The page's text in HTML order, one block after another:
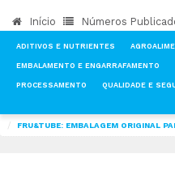
Início Números
ADITIVOS E NUTRIENTES
EMBALAMENTO E ENGARRAFAMENTO
PROCESSAMENTO QUALIDADE E
FRU&TUBE: EMBALAGEM ORIGINAL